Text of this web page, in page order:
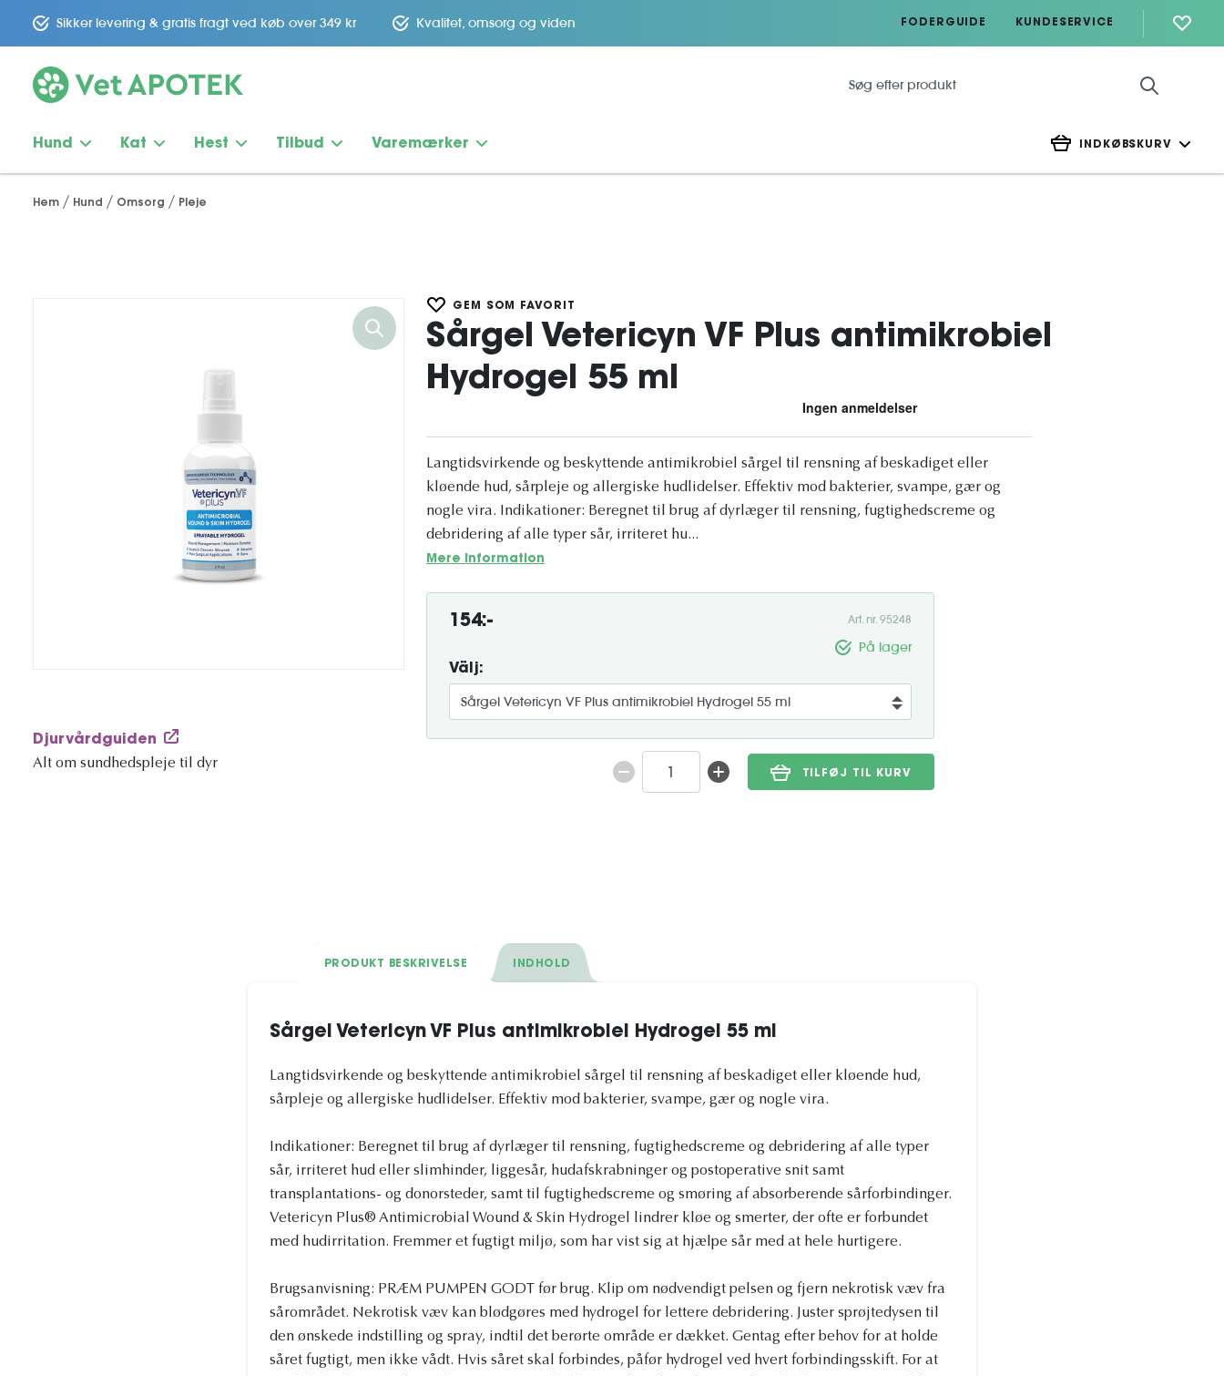
Sikker levering & gratis fragt ved køb over 349 kr Kvalitet, omsorg og viden FODERGUIDE KUNDESERVICE
Hund Kat Hest Tilbud Varemærker INDKØBSKURV
Hem Hund Omsorg Pleje
Djurvårdguiden
Alt om sundhedspleje til dyr
GEM SOM FAVORIT
Sårgel Vetericyn VF Plus antimikrobiel
Hydrogel 55 ml
Langtidsvirkende og beskyttende antimikrobiel sårgel til rensning af beskadiget eller
kløende hud, sårpleje og allergiske hudlidelser. Effektiv mod bakterier, svampe, gær og
nogle vira. Indikationer: Beregnet til brug af dyrlæger til rensning, fugtighedscreme og
debridering af alle typer sår, irriteret hu...
Mere information
154:- Art. nr. 95248
På lager
Välj:
TILFØJ TIL KURV
PRODUKT BESKRIVELSE INDHOLD
Sårgel Vetericyn VF Plus antimikrobiel Hydrogel 55 ml
Langtidsvirkende og beskyttende antimikrobiel sårgel til rensning af beskadiget eller kløende hud,
sårpleje og allergiske hudlidelser. Effektiv mod bakterier, svampe, gær og nogle vira.
Indikationer: Beregnet til brug af dyrlæger til rensning, fugtighedscreme og debridering af alle typer
sår, irriteret hud eller slimhinder, liggesår, hudafskrabninger og postoperative snit samt
transplantations- og donorsteder, samt til fugtighedscreme og smøring af absorberende sårforbindinger.
Vetericyn Plus® Antimicrobial Wound & Skin Hydrogel lindrer kløe og smerter, der ofte er forbundet
med hudirritation. Fremmer et fugtigt miljø, som har vist sig at hjælpe sår med at hele hurtigere.
Brugsanvisning: PRÆM PUMPEN GODT før brug. Klip om nødvendigt pelsen og fjern nekrotisk væv fra
sårområdet. Nekrotisk væv kan blødgøres med hydrogel for lettere debridering. Juster sprøjtedysen til
den ønskede indstilling og spray, indtil det berørte område er dækket. Gentag efter behov for at holde
såret fugtigt, men ikke vådt. Hvis såret skal forbindes, påfør hydrogel ved hvert forbindingsskift. For at